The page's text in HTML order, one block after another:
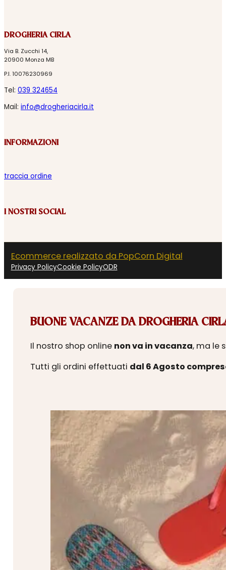
DROGHERIA CIRLA
Via B. Zucchi 14,
20900 Monza MB
P.I. 10076230969
Tel: 039 324654
Mail: info@drogheriacirla.it
INFORMAZIONI
traccia ordine
I NOSTRI SOCIAL
Ecommerce realizzato da PopCorn Digital
Privacy PolicyCookie PolicyODR
BUONE VACANZE DA DROGHERIA
Il nostro shop online non va in vacanza, ma le
Tutti gli ordini effettuati dal 6 Agosto